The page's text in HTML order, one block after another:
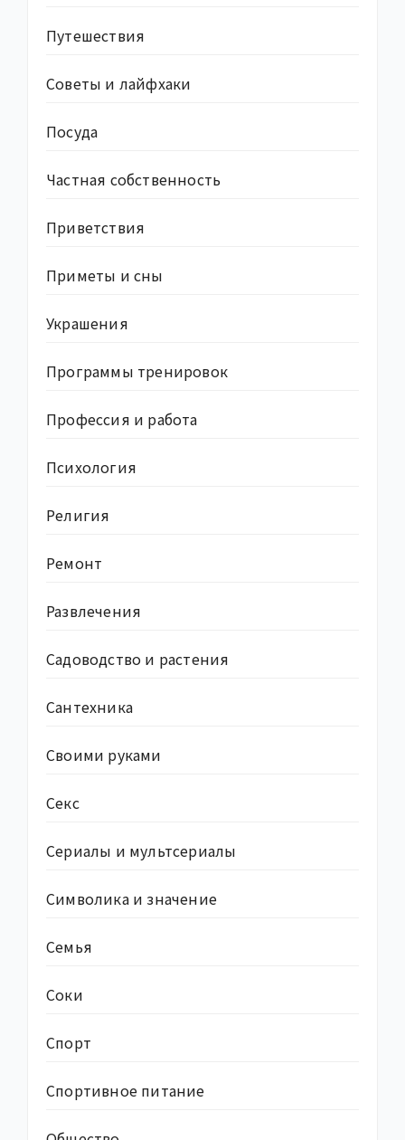
Путешествия
Советы и лайфхаки
Посуда
Частная собственность
Приветствия
Приметы и сны
Украшения
Программы тренировок
Профессия и работа
Психология
Религия
Ремонт
Развлечения
Садоводство и растения
Сантехника
Своими руками
Секс
Сериалы и мультсериалы
Символика и значение
Семья
Соки
Спорт
Спортивное питание